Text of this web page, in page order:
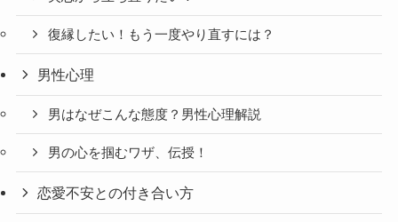
復縁したい！もう一度やり直すには？
男性心理
男はなぜこんな態度？男性心理解説
男の心を掴むワザ、伝授！
恋愛不安との付き合い方